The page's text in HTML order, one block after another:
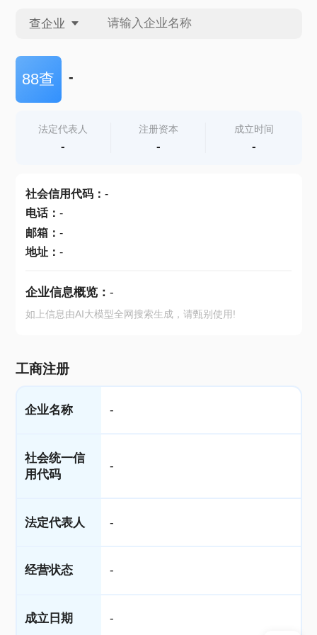
查企业
查企业
查产地
88查 -
法定代表人
-
注册资本
-
成立时间
-
社会信用代码： -
电话： -
邮箱： -
地址： -
企业信息概览： -
如上信息由AI大模型全网搜索生成，请甄别使用!
工商注册
企业名称 -
社会统一信
用代码
-
法定代表人 -
经营状态 -
成立日期 -